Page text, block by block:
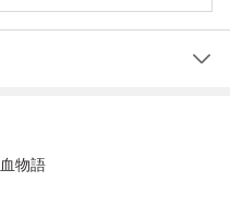
物語